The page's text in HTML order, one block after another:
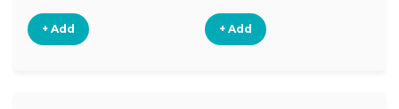
+ Add + Add